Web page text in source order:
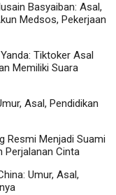
Basyaiban: Asal,
Medsos, Pekerjaan
Tiktoker Asal
Memiliki Suara
Asal, Pendidikan
Resmi Menjadi Suami
Perjalanan Cinta
Umur, Asal,